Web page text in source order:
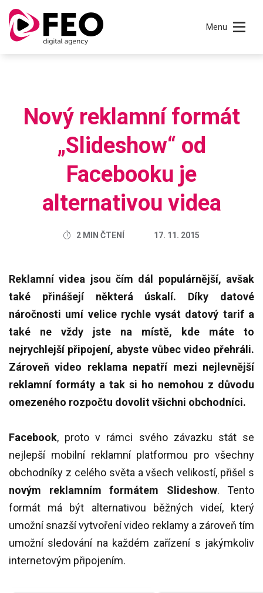
Menu
Nový reklamní formát
„Slideshow“ od
Facebooku je
alternativou videa
2 MIN ČTENÍ 17. 11. 2015
Reklamní videa jsou čím dál populárnější, avšak
také přinášejí některá úskalí. Díky datové
náročnosti umí velice rychle vysát datový tarif a
také ne vždy jste na místě, kde máte to
nejrychlejší připojení, abyste vůbec video přehráli.
Zároveň video reklama nepatří mezi nejlevnější
reklamní formáty a tak si ho nemohou z důvodu
omezeného rozpočtu dovolit všichni obchodníci.
Facebook, proto v rámci svého závazku stát se
nejlepší mobilní reklamní platformou pro všechny
obchodníky z celého světa a všech velikostí, přišel s
novým reklamním formátem Slideshow. Tento
formát má být alternativou běžných videí, který
umožní snazší vytvoření video reklamy a zároveň tím
umožní sledování na každém zařízení s jakýmkoliv
internetovým připojením.